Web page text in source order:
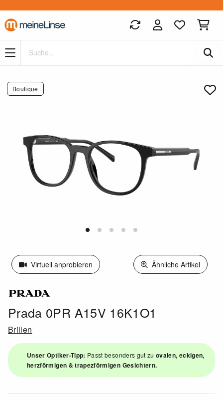
Zum Hauptinhalt springen
Boutique
Virtuell anprobieren Ähnliche Artikel
Prada 0PR A15V 16K1O1
Brillen
Unser Optiker-Tipp: Passt besonders gut zuovalen, eckigen,
herzförmigen & trapezförmigen Gesichtern.